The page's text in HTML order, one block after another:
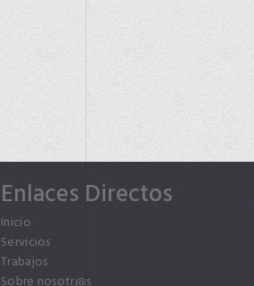
Enlaces Directos
Inicio
Servicios
Trabajos
Sobre nosotr@s